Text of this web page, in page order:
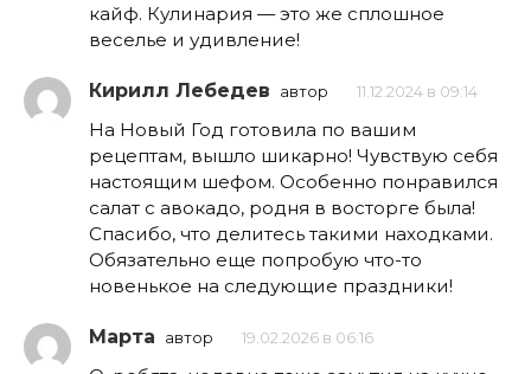
кайф. Кулинария — это же сплошное
веселье и удивление!
Кирилл Лебедев автор 11.12.2024 в 09:14
На Новый Год готовила по вашим
рецептам, вышло шикарно! Чувствую себя
настоящим шефом. Особенно понравился
салат с авокадо, родня в восторге была!
Спасибо, что делитесь такими находками.
Обязательно еще попробую что-то
новенькое на следующие праздники!
Марта автор 19.02.2026 в 06:16